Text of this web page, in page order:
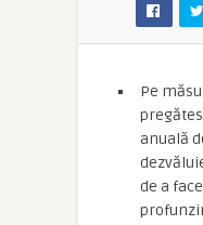
Pe
anuală
de a